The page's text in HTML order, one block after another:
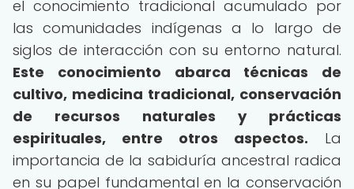
el conocimiento tradicional acumulado por
las comunidades indígenas a lo largo de
siglos de interacción con su entorno natural.
Este conocimiento abarca técnicas de
cultivo, medicina tradicional, conservación
de recursos naturales y prácticas
espirituales, entre otros aspectos. La
importancia de la sabiduría ancestral radica
en su papel fundamental en la conservación